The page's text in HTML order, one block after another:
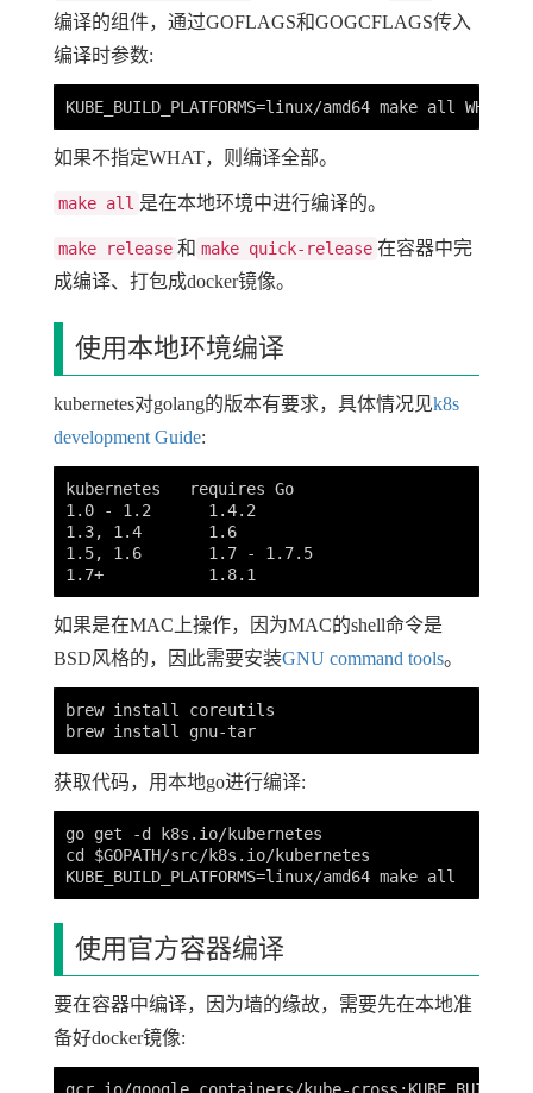
编译的组件，通过GOFLAGS和GOGCFLAGS传入
编译时参数:
如果不指定WHAT，则编译全部。
make all 是在本地环境中进行编译的。
make release 和 make quick-release 在容器中完
成编译、打包成docker镜像。
使用本地环境编译
kubernetes对golang的版本有要求，具体情况见k8s
development Guide:
kubernetes   requires Go
1.0 - 1.2      1.4.2
1.3, 1.4       1.6
1.5, 1.6       1.7 - 1.7.5
如果是在MAC上操作，因为MAC的shell命令是
BSD风格的，因此需要安装GNU command tools。
brew install coreutils
获取代码，用本地go进行编译:
go get -d k8s.io/kubernetes
cd $GOPATH/src/k8s.io/kubernetes
使用官方容器编译
要在容器中编译，因为墙的缘故，需要先在本地准
备好docker镜像: